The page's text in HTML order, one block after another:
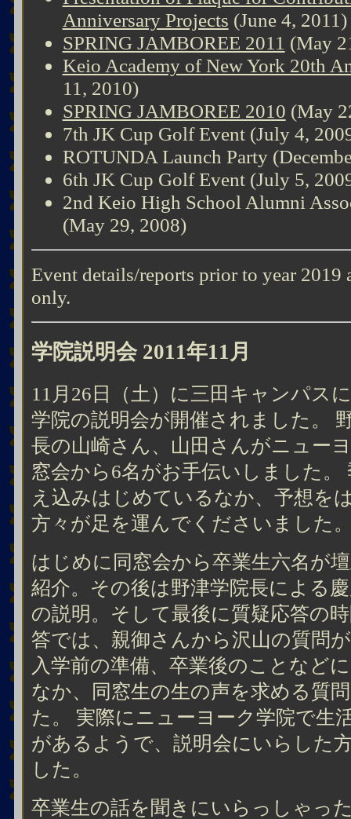
Anniversary Projects (June 4, 2011)
SPRING JAMBOREE 2011 (May
Keio Academy of New York 20th
11, 2010)
SPRING JAMBOREE 2010 (May
7th JK Cup Golf Event (July 4,
ROTUNDA Launch Party
6th JK Cup Golf Event (July 5,
2nd Keio High School Alumni
(May 29, 2008)
Event details/reports prior to year 2019
only.
学院説明会 2011年11月
11月26日（土）に三田キャンパス
学院の説明会が開催されました。
長の山崎さん、山田さんがニュー
窓会から6名がお手伝いしました
え込みはじめているなか、予想を
方々が足を運んでくださいました
はじめに同窓会から卒業生六名が
紹介。その後は野津学院長による
の説明。そして最後に質疑応答の
答では、親御さんから沢山の質問
入学前の準備、卒業後のことなど
なか、同窓生の生の声を求める質
た。 実際にニューヨーク学院で生
があるようで、説明会にいらした
した。
卒業生の話を聞きにいらっしゃっ